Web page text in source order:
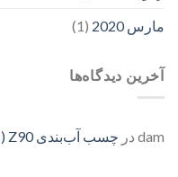
مارس 2020
(1)
آخرین دیدگاه‌ها
dam در چسب آب‌بندی Z90 (بطری ۱ لیتری)